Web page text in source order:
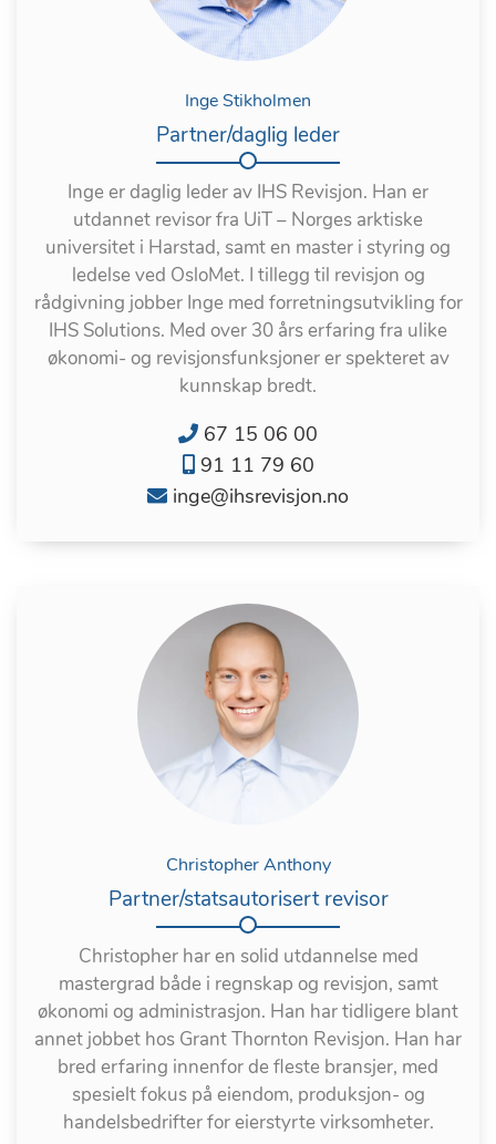
Inge Stikholmen
Partner/daglig leder
Inge er daglig leder av IHS Revisjon. Han er
utdannet revisor fra UiT – Norges arktiske
universitet i Harstad, samt en master i styring og
ledelse ved OsloMet. I tillegg til revisjon og
rådgivning jobber Inge med forretningsutvikling for
IHS Solutions. Med over 30 års erfaring fra ulike
økonomi- og revisjonsfunksjoner er spekteret av
kunnskap bredt.
67 15 06 00
91 11 79 60
inge@ihsrevisjon.no
Christopher Anthony
Partner/statsautorisert revisor
Christopher har en solid utdannelse med
mastergrad både i regnskap og revisjon, samt
økonomi og administrasjon. Han har tidligere blant
annet jobbet hos Grant Thornton Revisjon. Han har
bred erfaring innenfor de fleste bransjer, med
spesielt fokus på eiendom, produksjon- og
handelsbedrifter for eierstyrte virksomheter.